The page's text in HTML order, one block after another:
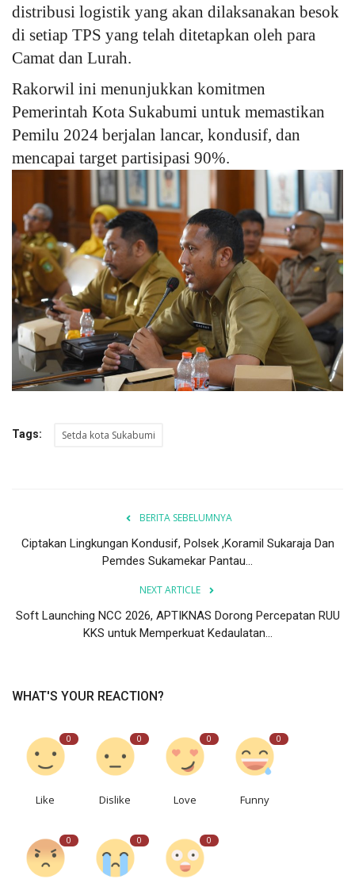
distribusi logistik yang akan dilaksanakan besok
di setiap TPS yang telah ditetapkan oleh para
Camat dan Lurah.
Rakorwil ini menunjukkan komitmen
Pemerintah Kota Sukabumi untuk memastikan
Pemilu 2024 berjalan lancar, kondusif, dan
mencapai target partisipasi 90%.
Tags: Setda kota Sukabumi
BERITA SEBELUMNYA
Ciptakan Lingkungan Kondusif, Polsek ,Koramil Sukaraja Dan
Pemdes Sukamekar Pantau...
NEXT ARTICLE
Soft Launching NCC 2026, APTIKNAS Dorong Percepatan RUU
KKS untuk Memperkuat Kedaulatan...
WHAT'S YOUR REACTION?
0
Like
0
Dislike
0
Love
0
Funny
0 0 0